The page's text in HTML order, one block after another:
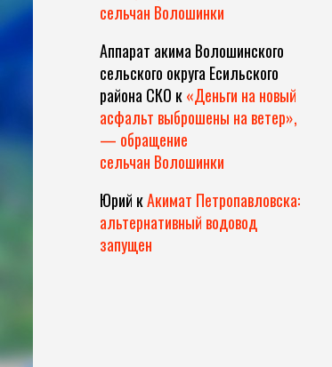
сельчан Волошинки
Аппарат акима Волошинского
сельского округа Есильского
района СКО к«Деньги на новый
асфальт выброшены на ветер»,
— обращение
сельчан Волошинки
Юрий кАкимат Петропавловска:
альтернативный водовод
запущен